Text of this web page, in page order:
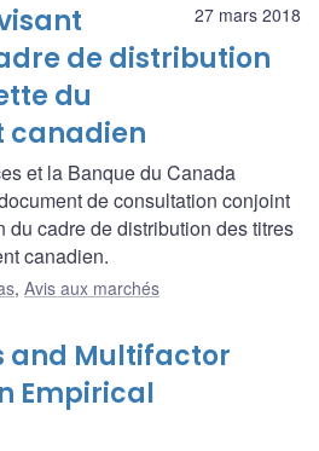
27 mars 2018
de distribution
du
canadien
et la Banque du Canada
de consultation conjoint
du cadre de distribution des titres
canadien.
, Avis aux marchés
and Multifactor
Empirical